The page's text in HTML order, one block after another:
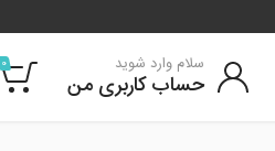
سلام وارد شوید
حساب کاربری من
0